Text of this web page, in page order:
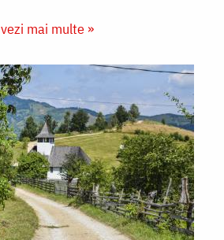
vezi mai multe »